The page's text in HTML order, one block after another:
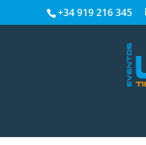
+34 919 216 345